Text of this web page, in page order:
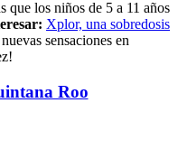
que los niños de 5 a 11 años
Xplor, una sobredosis
sensaciones en
Roo